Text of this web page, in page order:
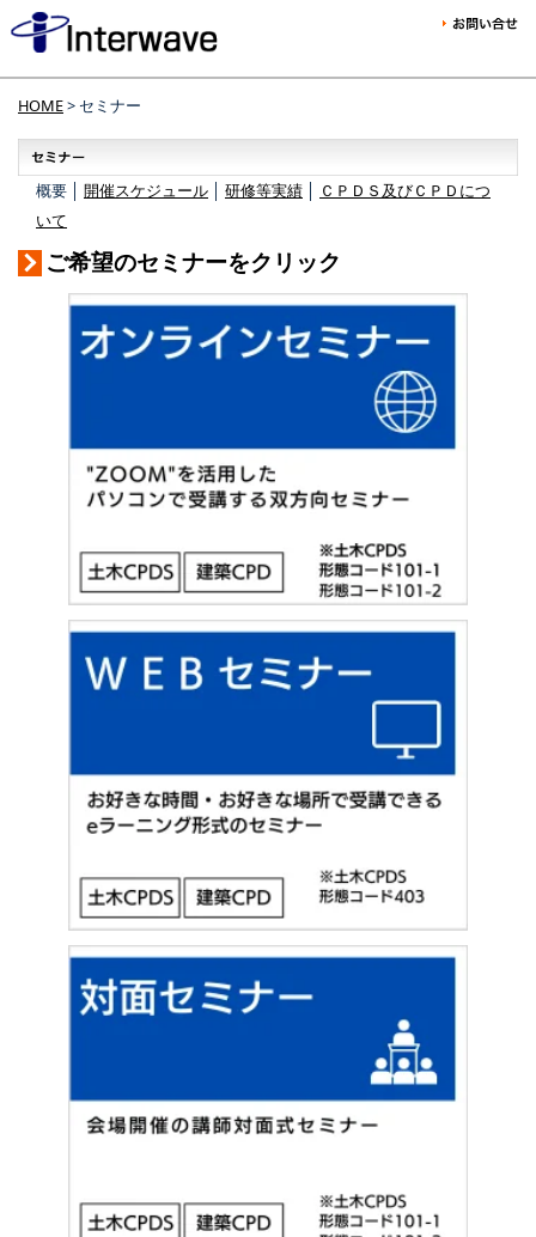
HOME> セミナー
概要 │ 開催スケジュール 研修等実績
ＣＰＤＳ及びＣＰＤにつ
いて
ご希望のセミナーをクリック